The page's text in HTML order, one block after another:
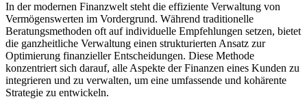
In der modernen Finanzwelt steht die effiziente Verwaltung von
Vermögenswerten im Vordergrund. Während traditionelle
Beratungsmethoden oft auf individuelle Empfehlungen setzen, bietet
die ganzheitliche Verwaltung einen strukturierten Ansatz zur
Optimierung finanzieller Entscheidungen. Diese Methode
konzentriert sich darauf, alle Aspekte der Finanzen eines Kunden zu
integrieren und zu verwalten, um eine umfassende und kohärente
Strategie zu entwickeln.